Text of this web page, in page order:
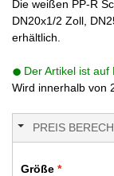
Die weißen PP-R
DN20x1/2 Zoll,
erhältlich.
Der Artikel ist auf
Wird innerhalb von
PREIS
Größe